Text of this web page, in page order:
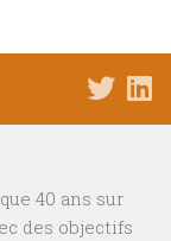
40 ans sur
des objectifs